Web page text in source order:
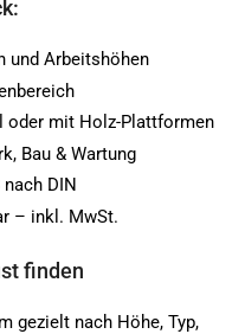
und Arbeitshöhen
oder mit Holz-Plattformen
Bau & Wartung
DIN
– inkl. MwSt.
finden
gezielt nach Höhe, Typ,